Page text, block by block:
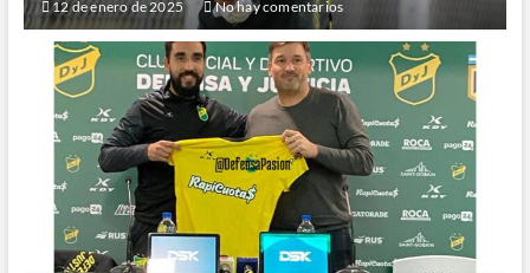
12 de enero de 2025 No hay comentarios